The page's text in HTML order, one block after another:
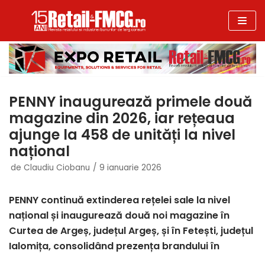
la
conținut
PENNY inaugurează primele două
magazine din 2026, iar rețeaua
ajunge la 458 de unități la nivel
național
de Claudiu Ciobanu 9 ianuarie 2026
PENNY continuă extinderea rețelei sale la nivel
național și inaugurează două noi magazine în
Curtea de Argeș, județul Argeș, și în Fetești, județul
Ialomița, consolidând prezența brandului în